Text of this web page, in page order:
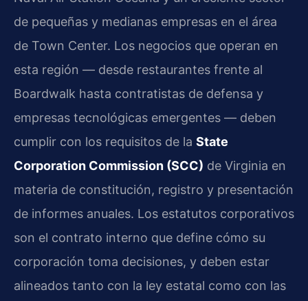
de pequeñas y medianas empresas en el área
de Town Center. Los negocios que operan en
esta región — desde restaurantes frente al
Boardwalk hasta contratistas de defensa y
empresas tecnológicas emergentes — deben
cumplir con los requisitos de la State
Corporation Commission (SCC) de Virginia en
materia de constitución, registro y presentación
de informes anuales. Los estatutos corporativos
son el contrato interno que define cómo su
corporación toma decisiones, y deben estar
alineados tanto con la ley estatal como con las